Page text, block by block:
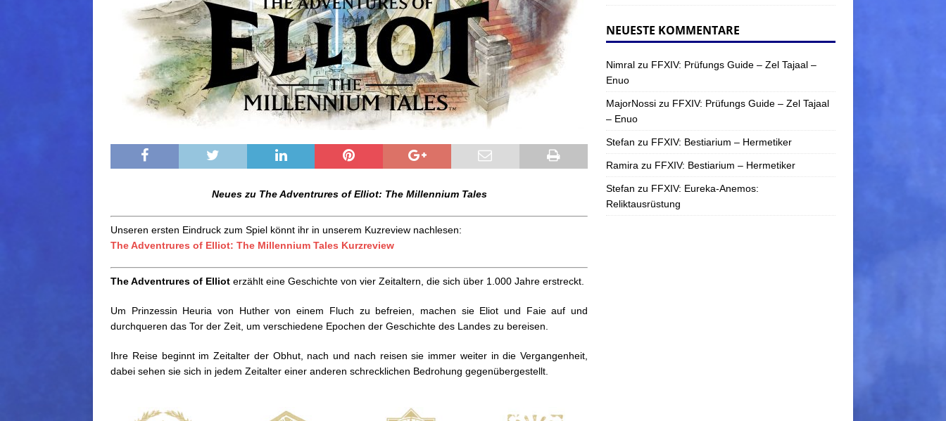
Neues zu The Adventrures of Elliot: The Millennium Tales
Unseren ersten Eindruck zum Spiel könnt ihr in unserem Kuzreview nachlesen:
The Adventrures of Elliot: The Millennium Tales Kurzreview
The Adventrures of Elliot erzählt eine Geschichte von vier Zeitaltern, die sich über 1.000 Jahre erstreckt.
Um Prinzessin Heuria von Huther von einem Fluch zu befreien, machen sie Eliot und Faie auf und
durchqueren das Tor der Zeit, um verschiedene Epochen der Geschichte des Landes zu bereisen.
Ihre Reise beginnt im Zeitalter der Obhut, nach und nach reisen sie immer weiter in die Vergangenheit,
dabei sehen sie sich in jedem Zeitalter einer anderen schrecklichen Bedrohung gegenübergestellt.
NEUESTE KOMMENTARE
Nimralzu FFXIV: Prüfungs Guide – Zel Tajaal –
Enuo
MajorNossizu FFXIV: Prüfungs Guide – Zel Tajaal
– Enuo
Stefan zu FFXIV: Bestiarium – Hermetiker
Ramira zu FFXIV: Bestiarium – Hermetiker
Stefan zu FFXIV: Eureka-Anemos:
Reliktausrüstung